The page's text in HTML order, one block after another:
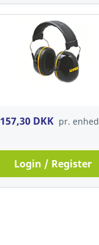
157,30 DKK pr. enhed
Login / Register